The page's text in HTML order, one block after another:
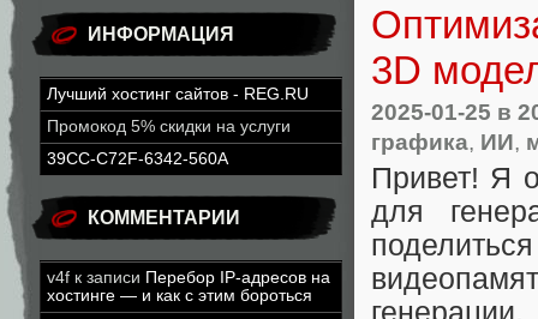
ИНФОРМАЦИЯ
Лучший хостинг сайтов - REG.RU
Промокод 5% скидки на услуги
39CC-C72F-6342-560A
КОММЕНТАРИИ
v4f к записи Перебор IP-адресов на
хостинге — и как с этим бороться
3D
2025-01-25 в
графика, ИИ,
Привет! Я
для